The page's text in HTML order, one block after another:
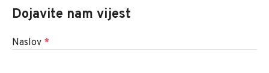
Dojavite nam vijest
Naslov *